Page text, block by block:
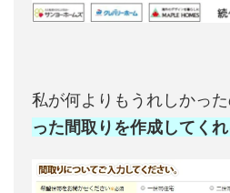
私が何よりもうれしかった
った間取りを作成してくれ